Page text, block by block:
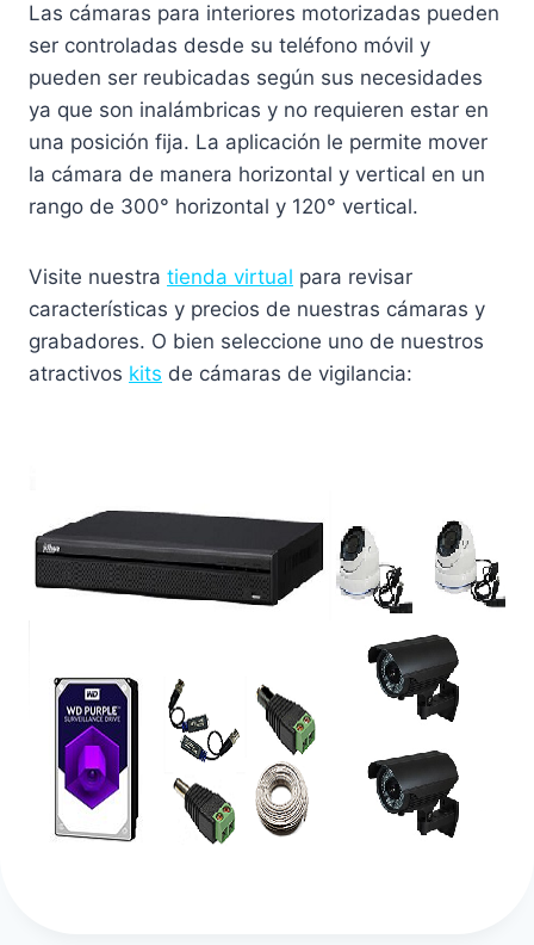
Las cámaras para interiores motorizadas pueden
ser controladas desde su teléfono móvil y
pueden ser reubicadas según sus necesidades
ya que son inalámbricas y no requieren estar en
una posición fija. La aplicación le permite mover
la cámara de manera horizontal y vertical en un
rango de 300° horizontal y 120° vertical.
Visite nuestra tienda virtual para revisar
características y precios de nuestras cámaras y
grabadores. O bien seleccione uno de nuestros
atractivos kits de cámaras de vigilancia: